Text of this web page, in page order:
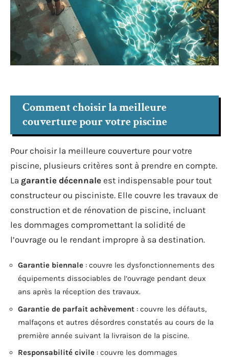
Comment choisir la meilleure
couverture pour votre piscine
Pour choisir la meilleure couverture pour votre
piscine, plusieurs critères sont à prendre en compte.
La garantie décennale est indispensable pour tout
constructeur ou pisciniste. Elle couvre les travaux de
construction et de rénovation de piscine, incluant
les dommages compromettant la solidité de
l’ouvrage ou le rendant impropre à sa destination.
Garantie biennale : couvre les dysfonctionnements des
équipements dissociables de l’ouvrage pendant deux
ans après la réception des travaux.
Garantie de parfait achèvement : couvre les défauts,
malfaçons et autres désordres constatés au cours de la
première année suivant la livraison de la piscine.
Responsabilité civile : couvre les dommages